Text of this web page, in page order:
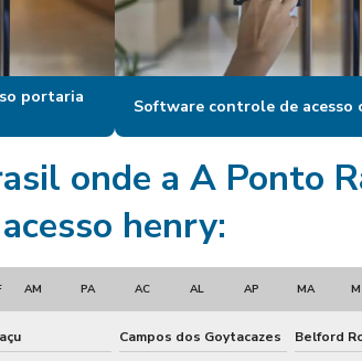
portaria
Software controle de acesso
onde a A Ponto
acesso henry:
AM PA AC AL AP MA
Campos dos Goytacazes Belford